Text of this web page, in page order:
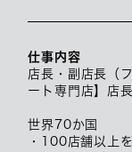
仕事内容
店長・副店長（
ート専門店】店
世界70か国
・100店舗以上